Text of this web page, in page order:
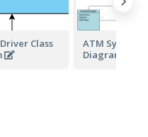
Class
ATM System
Diagrams